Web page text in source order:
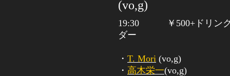
(vo,g)
19:30 ￥ 500+ドリン
ダー
・ T. Mori (vo,g)
・ 高木栄一(vo,g)